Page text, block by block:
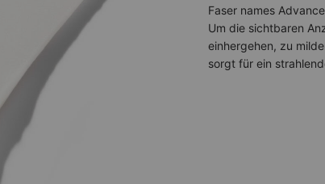
Faser names
Um die sichtbaren
einhergehen, zu
sorgt für ein